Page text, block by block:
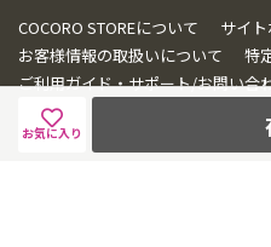
お気に入り
COCORO STOREについて サイ
お客様情報の取扱いについて
特
ご利用ガイド・サポート/お問い合